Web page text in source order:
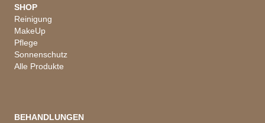
SHOP
Reinigung
MakeUp
Pflege
Sonnenschutz
Alle Produkte
BEHANDLUNGEN